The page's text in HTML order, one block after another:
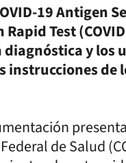
19 Antigen
Test
y los
instrucciones
de Salud